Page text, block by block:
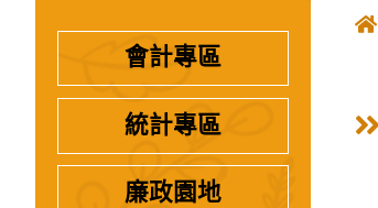
會計專區
統計專區
廉政園地